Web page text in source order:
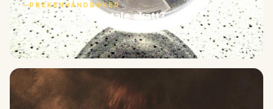
PREKENHÅNDBØKER
Er det tillatt å betale skatt?